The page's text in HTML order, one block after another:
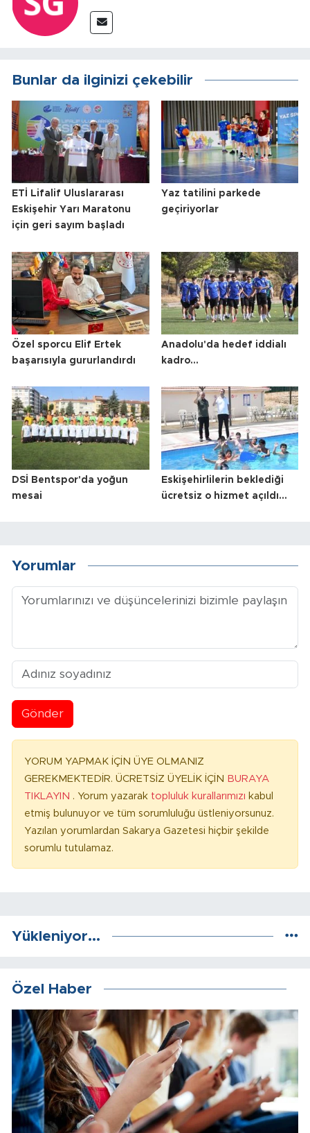
Bunlar da ilginizi çekebilir
ETİ Lifalif Uluslararası
Eskişehir Yarı Maratonu
için geri sayım başladı
Yaz tatilini parkede
geçiriyorlar
Özel sporcu Elif Ertek
başarısıyla gururlandırdı
Anadolu'da hedef iddialı
kadro...
DSİ Bentspor'da yoğun
mesai
Eskişehirlilerin beklediği
ücretsiz o hizmet açıldı...
Yorumlar
Gönder
YORUM YAPMAK İÇİN ÜYE OLMANIZ
GEREKMEKTEDİR. ÜCRETSİZ ÜYELİK İÇİN BURAYA
TIKLAYIN . Yorum yazarak topluluk kurallarımızı kabul
etmiş bulunuyor ve tüm sorumluluğu üstleniyorsunuz.
Yazılan yorumlardan Sakarya Gazetesi hiçbir şekilde
sorumlu tutulamaz.
Yükleniyor...
Özel Haber